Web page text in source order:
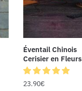
Éventail Chinois
Cerisier en Fleurs
23.90€